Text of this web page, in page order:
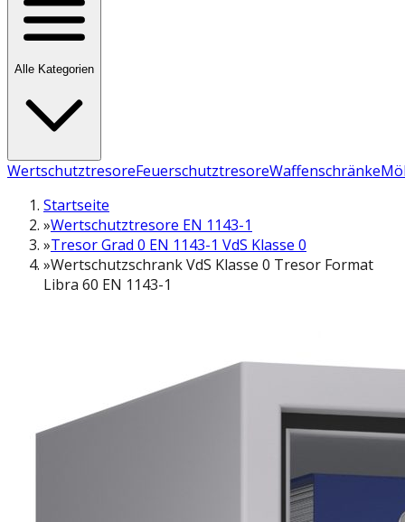
Alle Kategorien
WertschutztresoreFeuerschutztresoreWaffenschränke
Startseite
»Wertschutztresore EN 1143-1
»Tresor Grad 0 EN 1143-1 VdS Klasse 0
»Wertschutzschrank VdS Klasse 0 Tresor Format
Libra 60 EN 1143-1